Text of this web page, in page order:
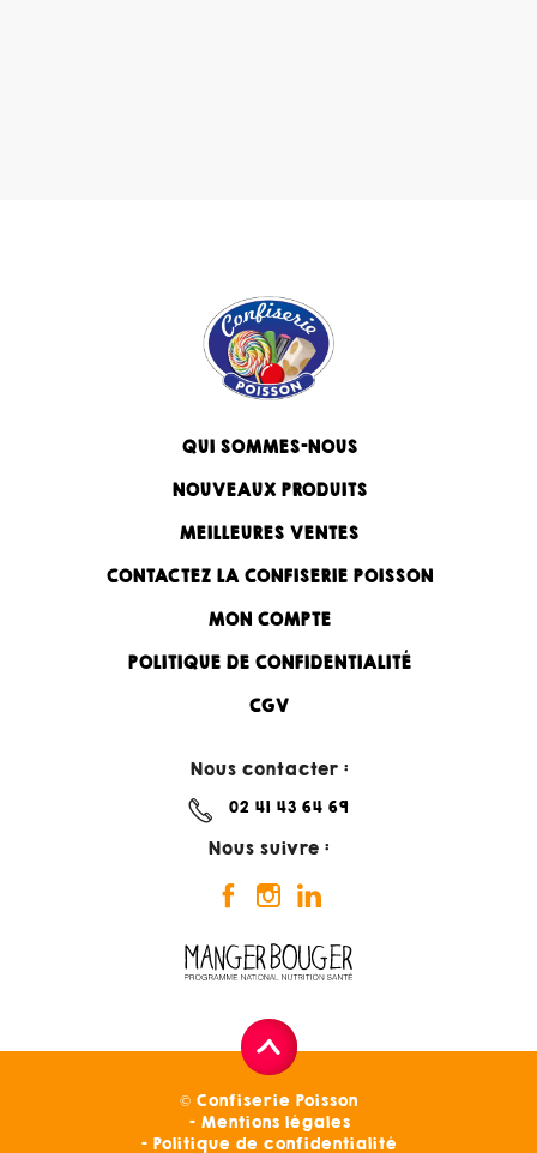
QUI SOMMES-NOUS
NOUVEAUX PRODUITS
MEILLEURES VENTES
CONTACTEZ LA CONFISERIE POISSON
MON COMPTE
POLITIQUE DE CONFIDENTIALITÉ
CGV
Nous contacter :
02 41 43 64 69
Nous suivre :
© Confiserie Poisson
Mentions légales
Politique de confidentialité